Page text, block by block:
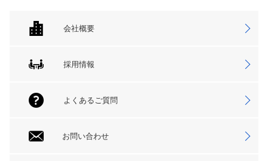
会社概要
採用情報
よくあるご質問
お問い合わせ